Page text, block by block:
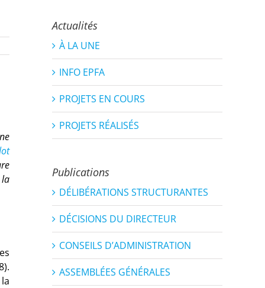
Actualités
À LA UNE
INFO EPFA
PROJETS EN COURS
PROJETS RÉALISÉS
Publications
DÉLIBÉRATIONS STRUCTURANTES
DÉCISIONS DU DIRECTEUR
CONSEILS D’ADMINISTRATION
ASSEMBLÉES GÉNÉRALES